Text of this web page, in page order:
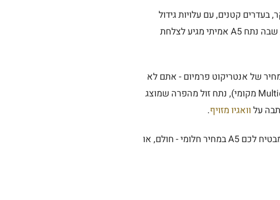
600+ ימי פיטום על מזון יקר, בעדרים קטנים, עם עלויות גידול
מהגבוהות בעולם - ואז יבוא אווירי, כשרות (כשרלוונטי), ומכס. אין דרך פיזית שבה נתח A5 אמיתי מגיע לצלחת
או "וואגיו לקילו" במחיר של אנטריקוט פרמיום - אתם לא
מקבלים מציאה. אתם מקבלים אחת משלוש אפשרויות: הכלאה (לרוב Multicross מקומי), נתח זול מהפרה שמוצג
עלוואגיו מזויף.
מי שמבטיח לכם A5 במחיר חלומי - חולם, או